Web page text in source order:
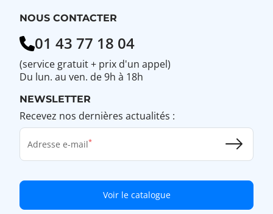
NOUS CONTACTER
01 43 77 18 04
(service gratuit + prix d'un appel)
Du lun. au ven. de 9h à 18h
NEWSLETTER
Recevez nos dernières actualités :
Adresse e-mail
Voir le catalogue